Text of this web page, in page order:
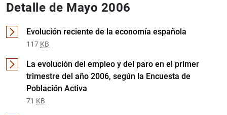
Detalle de Mayo 2006
Evolución reciente de la economía española
117 KB
La evolución del empleo y del paro en el primer
trimestre del año 2006, según la Encuesta de
Población Activa
71 KB